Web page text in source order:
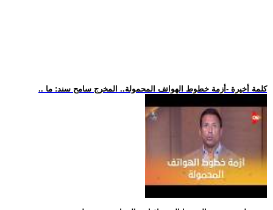
.. كلمة أخيرة -أزمة خطوط الهواتف المحمولة.. المخرج سامح سند: ما